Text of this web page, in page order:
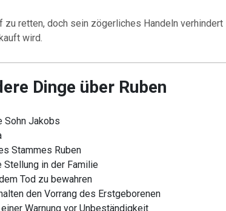
zu retten, doch sein zögerliches Handeln verhindert
wird.
Dinge über Ruben
Sohn Jakobs
Stammes Ruben
in der Familie
Tod zu bewahren
den Vorrang des Erstgeborenen
Warnung vor Unbeständigkeit